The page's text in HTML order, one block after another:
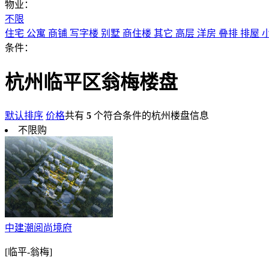
物业：
不限
住宅 公寓 商铺 写字楼 别墅 商住楼 其它 高层 洋房 叠排 排屋
条件：
杭州临平区翁梅楼盘
默认排序 价格共有 5 个符合条件的杭州楼盘信息
不限购
中建潮阅尚境府
[临平-翁梅]